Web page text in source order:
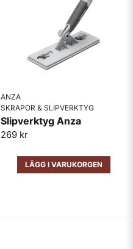
ANZA
SKRAPOR & SLIPVERKTYG
Slipverktyg Anza
269 kr
LÄGG I VARUKORGEN